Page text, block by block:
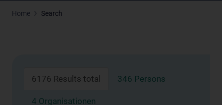
Home Search
6176 Results total 346 Persons
4 Organisationen